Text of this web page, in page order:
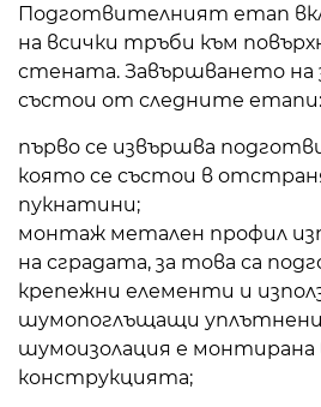
Подготвителният етап
на всички тръби към
стената. Завършването на
състои от следните етапи:
първо се извършва
която се състои в
пукнатини;
монтаж метален профил
на сградата, за това са
крепежни елементи и
шумопоглъщащи
шумоизолация е
конструкцията;